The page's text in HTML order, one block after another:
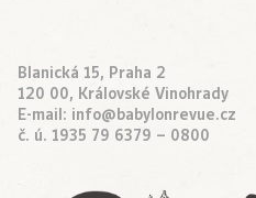
Blanická 15, Praha 2
120 00, Královské Vinohrady
E-mail: info@babylonrevue.cz
č. ú. 1935 79 6379 – 0800